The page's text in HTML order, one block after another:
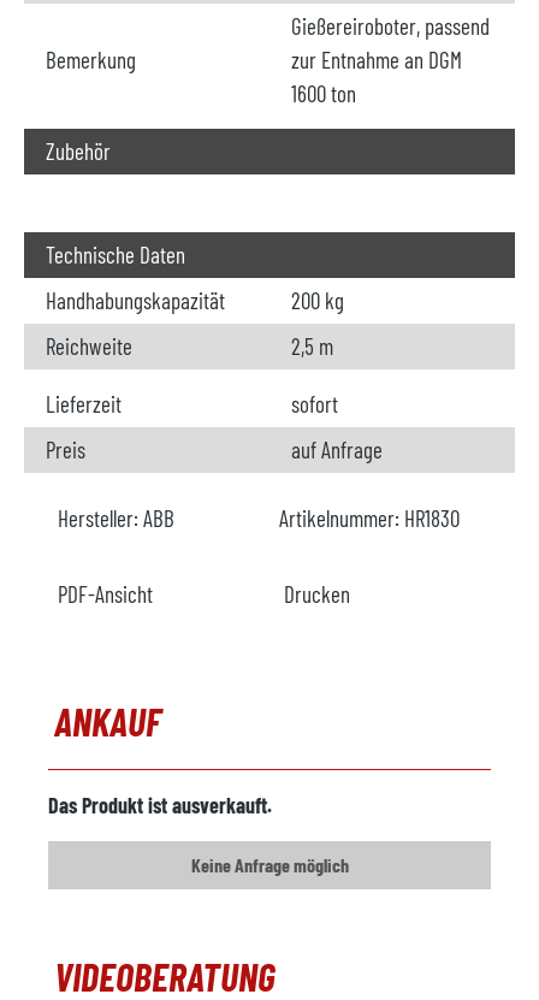
Bemerkung
Gießereiroboter, passend
zur Entnahme an DGM
1600 ton
Zubehör
Technische Daten
Handhabungskapazität
200 kg
Reichweite
2,5 m
Lieferzeit
sofort
Preis
auf Anfrage
Hersteller: ABB Artikelnummer: HR1830
PDF-Ansicht Drucken
ANKAUF
Das Produkt ist ausverkauft.
Keine Anfrage möglich
VIDEOBERATUNG